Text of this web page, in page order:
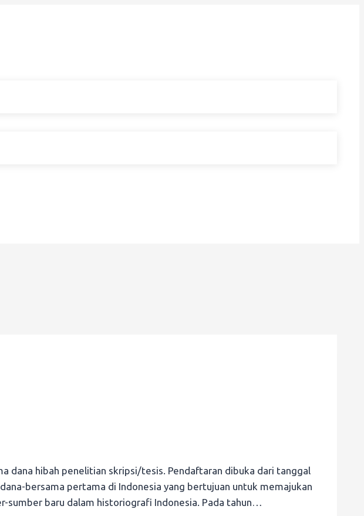
dana hibah penelitian skripsi/tesis. Pendaftaran dibuka dari tanggal
bersama pertama di Indonesia yang bertujuan untuk memajukan
sumber baru dalam historiografi Indonesia. Pada tahun…